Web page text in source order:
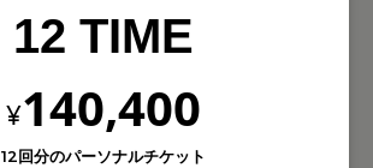
12 TIME
¥140,400
12回分のパーソナルチケット